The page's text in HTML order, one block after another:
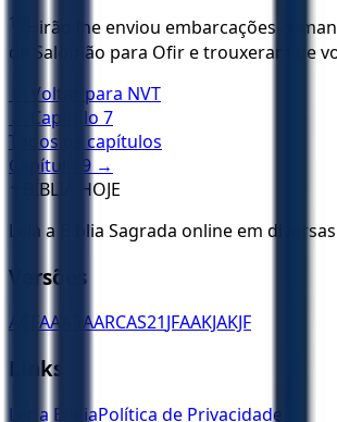
18
Hirão lhe enviou embarcações
de Salomão para Ofir e trouxeram de
← Voltar para NVT
← Capítulo 7
Todos os capítulos
Capítulo
9 →
BÍBLIA HOJE
Leia a Bíblia Sagrada online em
Versões
ACFAA ARAARCAS21JFAAKJAKJF
Links
Ler a BíbliaPolítica de Privacidade